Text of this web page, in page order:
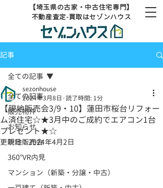
【埼玉県の古家・中古住宅専門】
不動産査定-買取はセゾンハウス
記事
全ての記事
販売物件
お知らせ
現地販売会
360°VR内見
マンション（新築・分譲・中古）
全ての記事
【現地販売会3/9・10】蓮田市桜台リフォー
ム済住宅☆★3月中のご成約でエアコン1台
プレゼント★☆
sezonhouse
2024年3月8日 読了時間: 1分
更新日：2024年4月2日